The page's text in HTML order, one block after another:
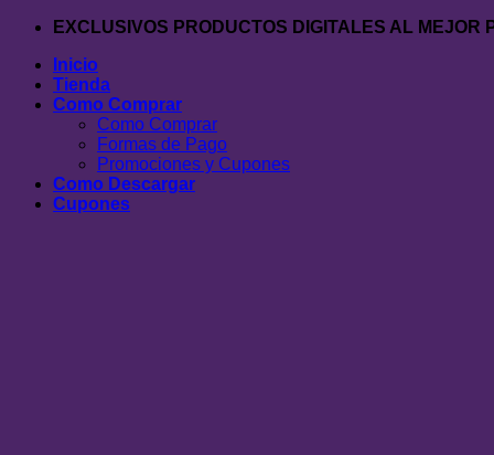
Saltar
contenido
EXCLUSIVOS PRODUCTOS DIGITALES AL MEJOR
Inicio
Tienda
Como Comprar
Como Comprar
Formas de Pago
Promociones y Cupones
Como Descargar
Cupones